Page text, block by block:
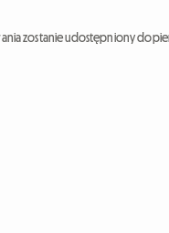
zostanie udostępniony